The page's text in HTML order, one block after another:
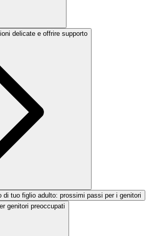
delicate e offrire supporto
di tuo figlio adulto: prossimi passi per i genitori
genitori preoccupati